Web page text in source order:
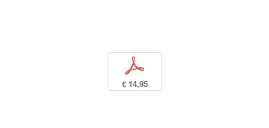
p
€ 14,95